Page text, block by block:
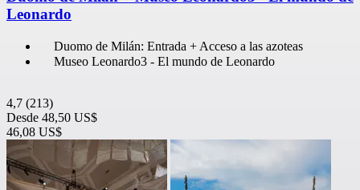
Leonardo
Duomo de Milán: Entrada + Acceso a las azoteas
Museo Leonardo3 - El mundo de Leonardo
4,7 (213)
Desde 48,50 US$
46,08 US$